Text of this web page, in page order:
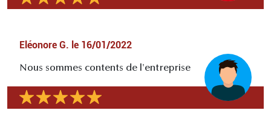
Eléonore G. le 16/01/2022
Nous sommes contents de l'entreprise